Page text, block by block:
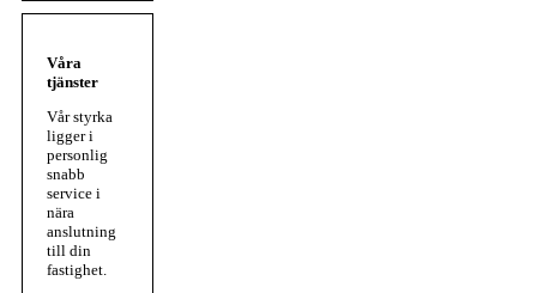
Våra
tjänster
Vår styrka
ligger i
personlig
snabb
service i
nära
anslutning
till din
fastighet.